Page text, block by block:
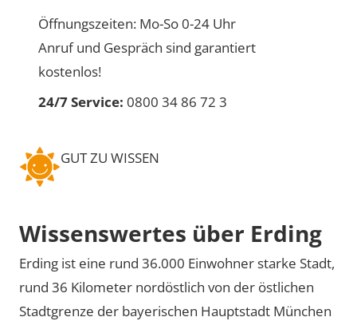
Öffnungszeiten: Mo-So 0-24 Uhr
Anruf und Gespräch sind garantiert
kostenlos!
24/7 Service: 0800 34 86 72 3
GUT ZU WISSEN
Wissenswertes über Erding
Erding ist eine rund 36.000 Einwohner starke Stadt,
rund 36 Kilometer nordöstlich von der östlichen
Stadtgrenze der bayerischen Hauptstadt München